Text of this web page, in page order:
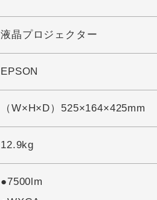
液晶プロジェクター
EPSON
（W×H×D）525×164×425mm
12.9kg
●7500lm